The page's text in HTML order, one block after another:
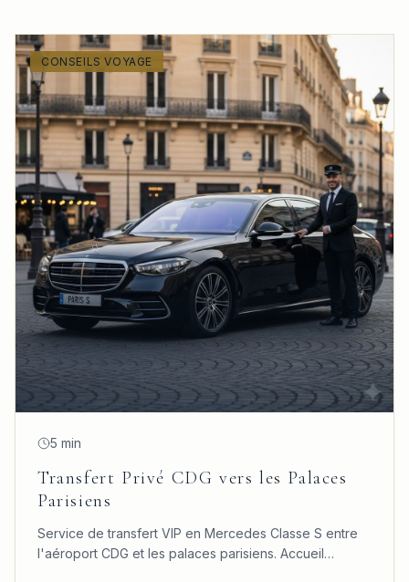
CONSEILS VOYAGE
5 min
Transfert Privé CDG vers les Palaces
Parisiens
Service de transfert VIP en Mercedes Classe S entre
l'aéroport CDG et les palaces parisiens. Accueil